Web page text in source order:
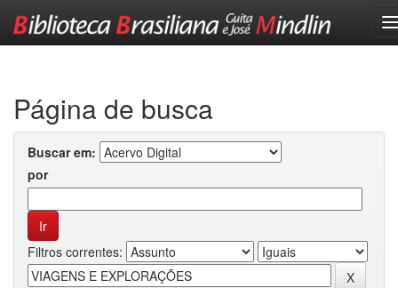
Página de busca
Buscar em:
por
Filtros correntes: